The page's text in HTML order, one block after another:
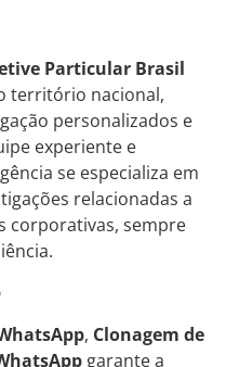
Particular Brasil
território nacional,
personalizados e
experiente e
se especializa em
relacionadas a
corporativas, sempre
, Clonagem de
garante a